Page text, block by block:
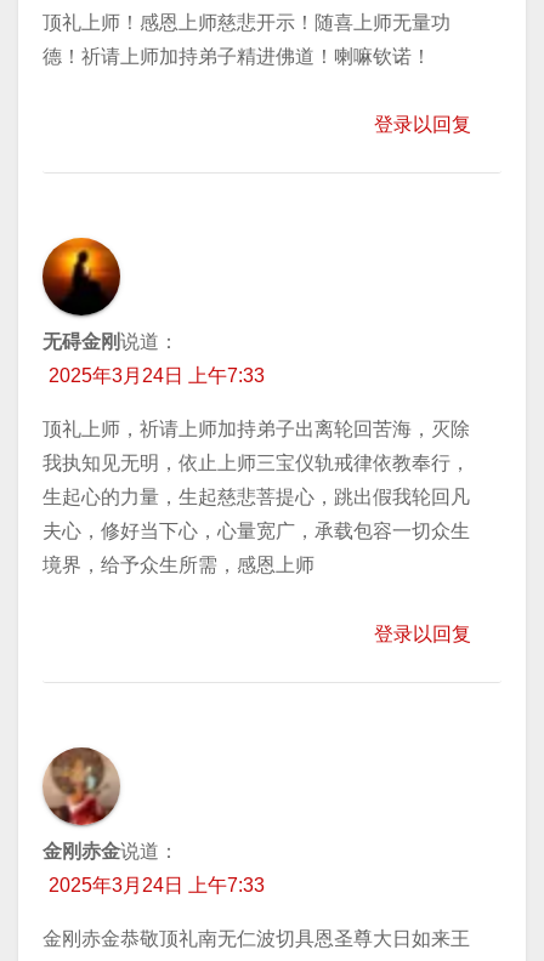
顶礼上师！感恩上师慈悲开示！随喜上师无量功
德！祈请上师加持弟子精进佛道！喇嘛钦诺！
登录以回复
无碍金刚说道：
2025年3月24日 上午7:33
顶礼上师，祈请上师加持弟子出离轮回苦海，灭除
我执知见无明，依止上师三宝仪轨戒律依教奉行，
生起心的力量，生起慈悲菩提心，跳出假我轮回凡
夫心，修好当下心，心量宽广，承载包容一切众生
境界，给予众生所需，感恩上师
登录以回复
金刚赤金说道：
2025年3月24日 上午7:33
金刚赤金恭敬顶礼南无仁波切具恩圣尊大日如来王